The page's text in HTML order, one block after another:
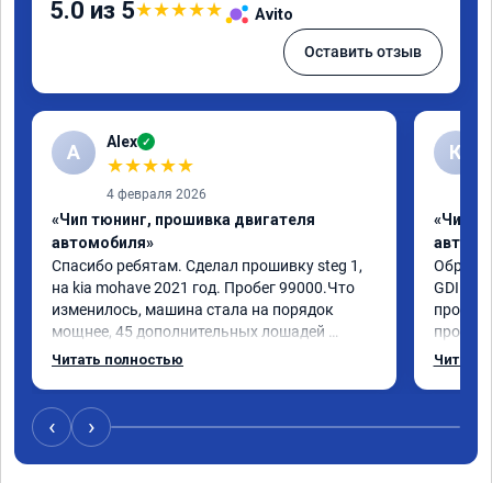
5.0 из 5★★★★★ Avito
Оставить отзыв
A Alex ✓
★★★★★
4 февраля 2026
«Чип тюнинг, прошивка двигателя
автомобиля»
Спасибо ребятам. Сделал прошивку steg 1,
на kia mohave 2021 год. Пробег 99000.Что
изменилось, машина стала на порядок
мощнее, 45 дополнительных лошадей
существенно чувствуется и соответственно
катаюсь, держит 12-12.5. Коробка
перестала подпинывать при наборе
скорости. Педаль газа более отзывчевее. В
Читать полностью
К
«Чип
GDI.
Читать
‹ ›